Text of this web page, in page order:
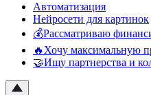
Автоматизация
Нейросети для картинок
💰Рассматриваю
🔥Хочу максимальную
🤝Ищу партнерства и